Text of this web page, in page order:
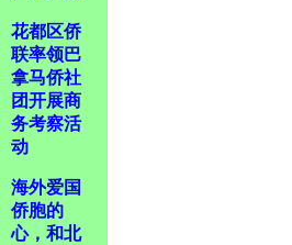
花都区侨
联率领巴
拿马侨社
团开展商
务考察活
动
海外爱国
侨胞的
心，和北